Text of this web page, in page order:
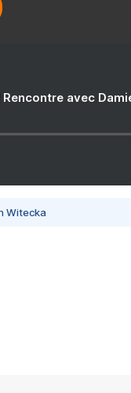
avec
Witecka